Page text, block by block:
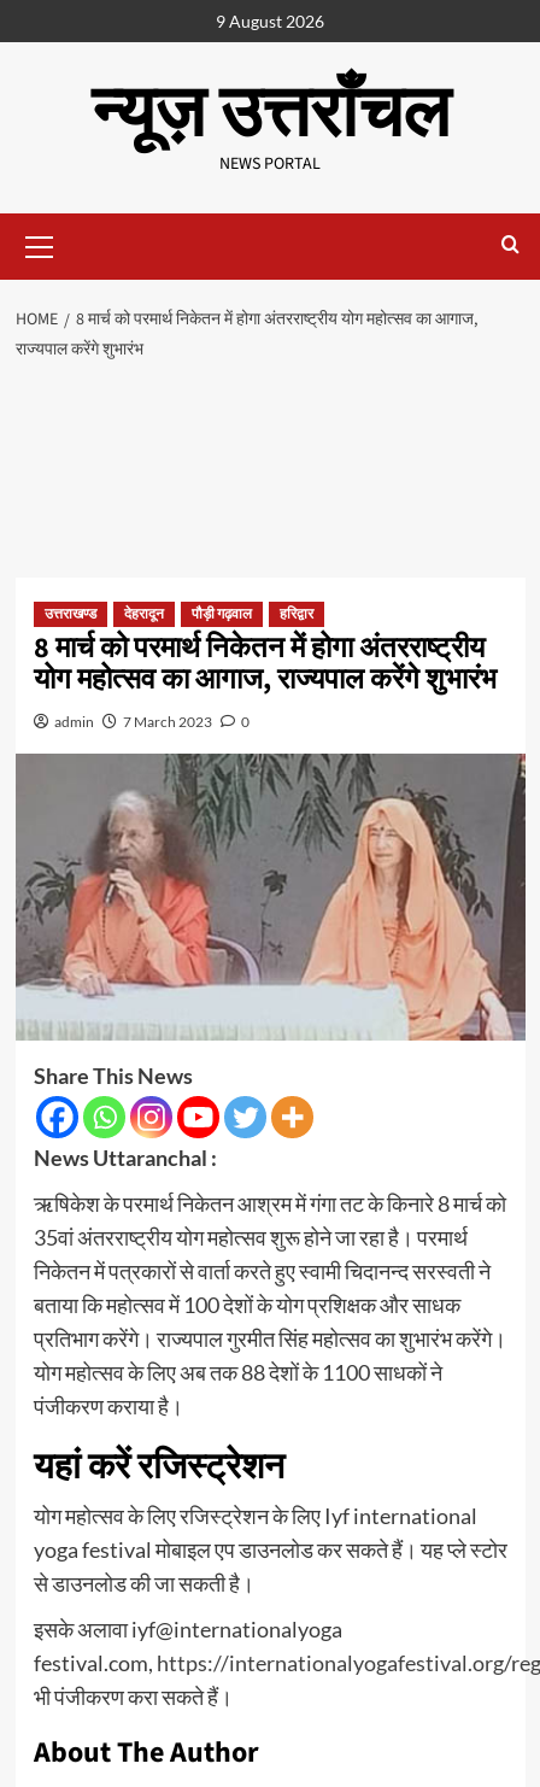
9 August 2026
न्यूज़ उत्तराँचल
NEWS PORTAL
HOME
8 मार्च को परमार्थ निकेतन में होगा अंतरराष्ट्रीय योग महोत्सव का आगाज,
राज्यपाल करेंगे शुभारंभ
उत्तराखण्ड देहरादून पौड़ी गढ़वाल हरिद्वार
8 मार्च को परमार्थ निकेतन में होगा अंतरराष्ट्रीय
योग महोत्सव का आगाज, राज्यपाल करेंगे शुभारंभ
admin 7 March 2023 0
Share This News
News Uttaranchal :
ऋषिकेश के परमार्थ निकेतन आश्रम में गंगा तट के किनारे 8 मार्च को
35वां अंतरराष्ट्रीय योग महोत्सव शुरू होने जा रहा है। परमार्थ
निकेतन में पत्रकारों से वार्ता करते हुए स्वामी चिदानन्द सरस्वती ने
बताया कि महोत्सव में 100 देशों के योग प्रशिक्षक और साधक
प्रतिभाग करेंगे। राज्यपाल गुरमीत सिंह महोत्सव का शुभारंभ करेंगे।
योग महोत्सव के लिए अब तक 88 देशों के 1100 साधकों ने
पंजीकरण कराया है।
यहां करें रजिस्ट्रेशन
योग महोत्सव के लिए रजिस्ट्रेशन के लिए Iyf international
yoga festival मोबाइल एप डाउनलोड कर सकते हैं। यह प्ले स्टोर
से डाउनलोड की जा सकती है।
इसके अलावा iyf@internationalyoga
festival.com, https://internationalyogafestival.org/
भी पंजीकरण करा सकते हैं।
About The Author